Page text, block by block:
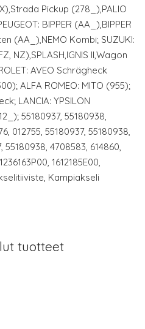
Pickup (278_),PALIO
BIPPER (AA_),BIPPER
(AA_),NEMO Kombi; SUZUKI:
NZ),SPLASH,IGNIS II,Wagon
AVEO Schrägheck
ALFA ROMEO: MITO (955);
LANCIA: YPSILON
55180937, 55180938,
012755, 55180937, 55180938,
55180938, 4708583, 614860,
1612185E00,
Kampiakseli
tuotteet